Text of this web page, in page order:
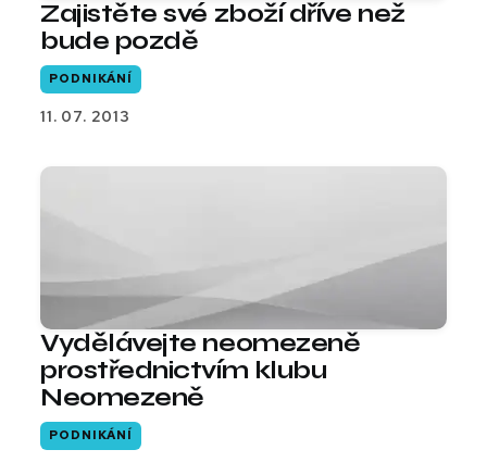
Zajistěte své zboží dříve než
bude pozdě
PODNIKÁNÍ
11. 07. 2013
Vydělávejte neomezeně
prostřednictvím klubu
Neomezeně
PODNIKÁNÍ